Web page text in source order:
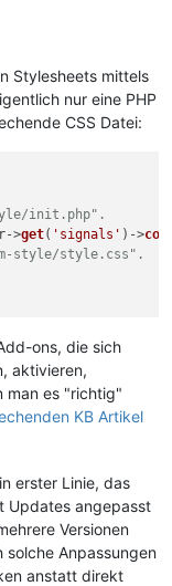
Stylesheets mittels
nur eine PHP
CSS Datei:
init.php".
>get( 'signals' )->
style/style.css".
ons, die sich
aktivieren,
man es "richtig"
KB Artikel
erster Linie, das
Updates angepasst
Versionen
Anpassungen
anstatt direkt